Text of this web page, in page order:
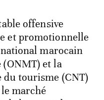
offensive
et promotionnelle
marocain
et la
tourisme (CNT)
marché